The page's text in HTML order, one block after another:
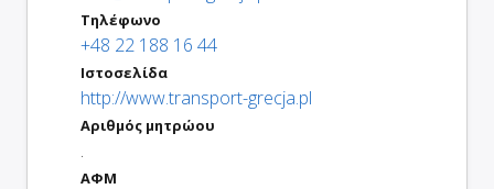
Τηλέφωνο
+48 22 188 16 44
Ιστοσελίδα
http://www.transport-grecja.pl
Αριθμός μητρώου
.
ΑΦΜ